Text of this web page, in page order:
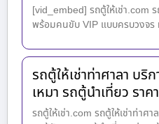
[vid_embed] รถตู้ให้เช่า.com
พร้อมคนขับ VIP แบบครบวงจร
รถตู้ให้เช่าท่าศาลา บริ
เหมา รถตู้นำเที่ยว ราค
รถตู้ให้เช่า.com รถตู้ให้เช่าท่าศ